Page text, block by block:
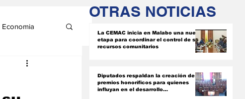
Economia
INTERIOR
OTRAS NOTICIAS
La CEMAC inicia en Malabo una nueva
etapa para coordinar el control de sus
recursos comunitarios
Diputados respaldan la creación de
premios honoríficos para quienes
influyan en el desarrollo